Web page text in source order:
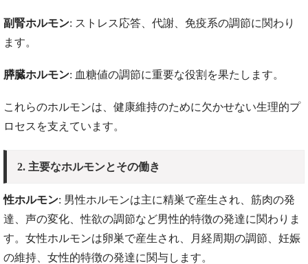
副腎ホルモン: ストレス応答、代謝、免疫系の調節に関わり
ます。
膵臓ホルモン: 血糖値の調節に重要な役割を果たします​。
これらのホルモンは、健康維持のために欠かせない生理的プ
ロセスを支えています。
2. 主要なホルモンとその働き
性ホルモン: 男性ホルモンは主に精巣で産生され、筋肉の発
達、声の変化、性欲の調節など男性的特徴の発達に関わりま
す。女性ホルモンは卵巣で産生され、月経周期の調節、妊娠
の維持、女性的特徴の発達に関与します​​。